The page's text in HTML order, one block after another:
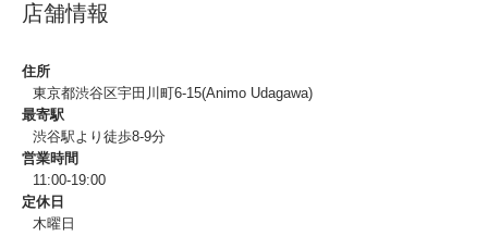
店舗情報
住所
東京都渋谷区宇田川町6-15(Animo Udagawa)
最寄駅
渋谷駅より徒歩8-9分
営業時間
11:00-19:00
定休日
木曜日